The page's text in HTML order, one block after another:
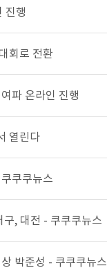
진행
회로 전환
파 온라인 진행
열린다
쿠쿠뉴스
, 대전 - 쿠쿠쿠뉴스
박준성 - 쿠쿠쿠뉴스